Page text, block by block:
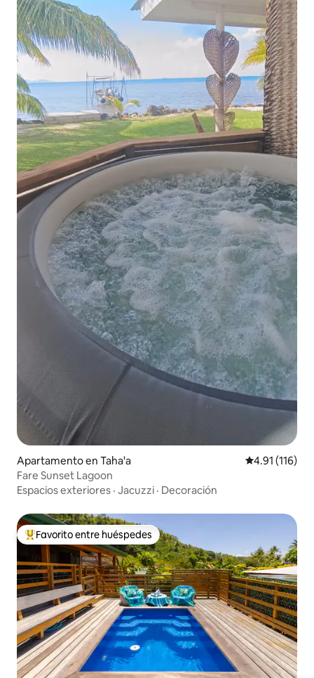
Apartamento en Taha'a Calificación
4.91 (116)
Fare Sunset Lagoon
Espacios exteriores · Jacuzzi · Decoración
Favorito entre huéspedes preferido
Favorito entre huéspedes